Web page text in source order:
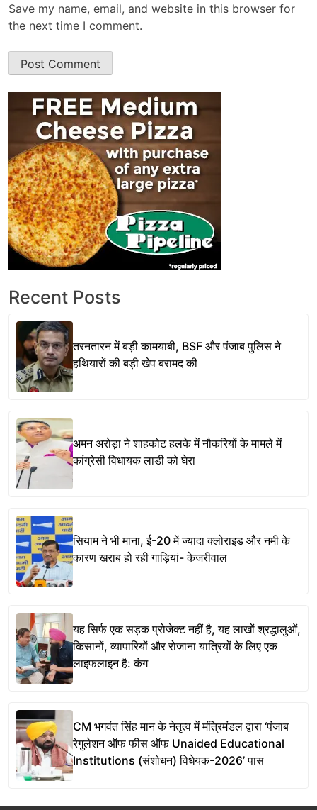
Save my name, email, and website in this browser for
the next time I comment.
Recent Posts
तरनतारन में बड़ी कामयाबी, BSF और पंजाब पुलिस ने
हथियारों की बड़ी खेप बरामद की
अमन अरोड़ा ने शाहकोट हलके में नौकरियों के मामले में
कांग्रेसी विधायक लाडी को घेरा
सियाम ने भी माना, ई-20 में ज्यादा क्लोराइड और नमी के
कारण खराब हो रही गाड़ियां- केजरीवाल
यह सिर्फ एक सड़क प्रोजेक्ट नहीं है, यह लाखों श्रद्धालुओं,
किसानों, व्यापारियों और रोजाना यात्रियों के लिए एक
लाइफलाइन है: कंग
CM भगवंत सिंह मान के नेतृत्व में मंत्रिमंडल द्वारा ‘पंजाब
रेगुलेशन ऑफ फीस ऑफ Unaided Educational
Institutions (संशोधन) विधेयक-2026’ पास